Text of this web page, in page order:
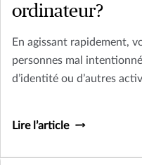
ordinateur?
En agissant rapidement,
personnes mal
d’identité ou d’autres
Lire l’article